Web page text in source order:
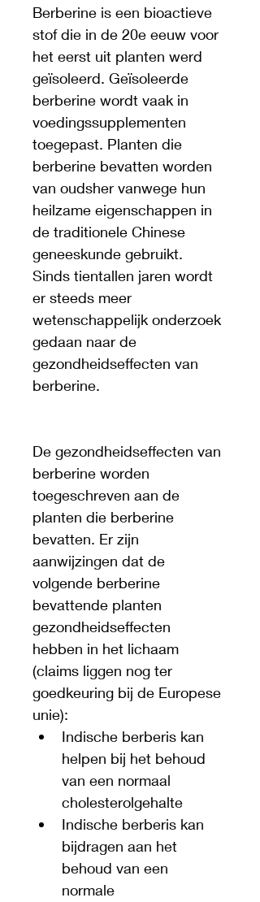
Berberine is een bioactieve
stof die in de 20e eeuw voor
het eerst uit planten werd
geïsoleerd. Geïsoleerde
berberine wordt vaak in
voedingssupplementen
toegepast. Planten die
berberine bevatten worden
van oudsher vanwege hun
heilzame eigenschappen in
de traditionele Chinese
geneeskunde gebruikt.
Sinds tientallen jaren wordt
er steeds meer
wetenschappelijk onderzoek
gedaan naar de
gezondheidseffecten van
berberine.
De gezondheidseffecten van
berberine worden
toegeschreven aan de
planten die berberine
bevatten. Er zijn
aanwijzingen dat de
volgende berberine
bevattende planten
gezondheidseffecten
hebben in het lichaam
(claims liggen nog ter
goedkeuring bij de Europese
unie):
Indische berberis kan
helpen bij het behoud
van een normaal
cholesterolgehalte
Indische berberis kan
bijdragen aan het
behoud van een
normale